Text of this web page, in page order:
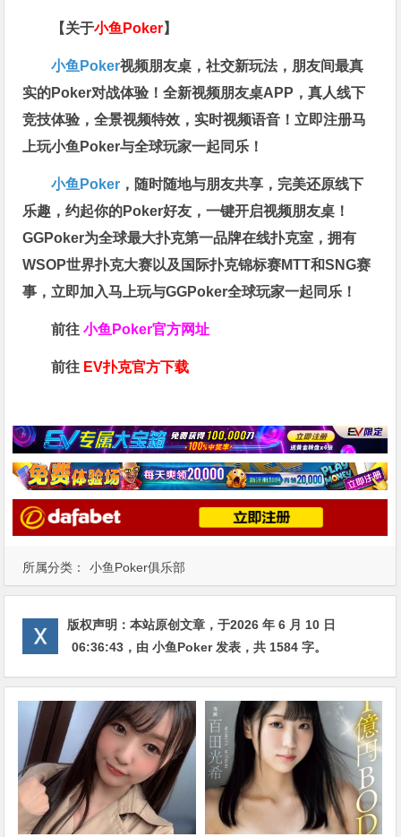
所属分类： 小鱼Poker俱乐部
【关于小鱼Poker】
小鱼Poker视频朋友桌，社交新玩法，朋友间最真
实的Poker对战体验！全新视频朋友桌APP，真人线下
竞技体验，全景视频特效，实时视频语音！立即注册马
上玩小鱼Poker与全球玩家一起同乐！
小鱼Poker ，随时随地与朋友共享，完美还原线下
乐趣，约起你的Poker好友，一键开启视频朋友桌！
GGPoker为全球最大扑克第一品牌在线扑克室，拥有
WSOP世界扑克大赛以及国际扑克锦标赛MTT和SNG赛
事，立即加入马上玩与GGPoker全球玩家一起同乐！
前往小鱼Poker官方网址
前往 EV扑克官方下载
版权声明：本站原创文章，于2026 年 6 月 10 日
06:36:43 ，由小鱼Poker发表，共 1584 字。